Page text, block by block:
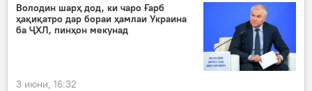
Володин шарҳ дод, ки чаро Ғарб
ҳақиқатро дар бораи ҳамлаи Украина
ба ҶХЛ, пинҳон мекунад
3 июни, 16:32